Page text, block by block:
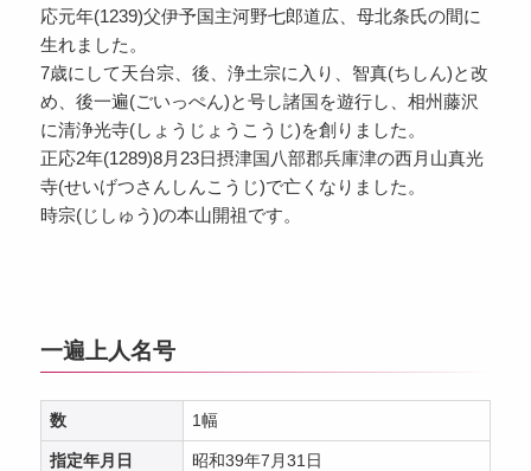
応元年(1239)父伊予国主河野七郎道広、母北条氏の間に
生れました。
7歳にして天台宗、後、浄土宗に入り、智真(ちしん)と改
め、後一遍(ごいっぺん)と号し諸国を遊行し、相州藤沢
に清浄光寺(しょうじょうこうじ)を創りました。
正応2年(1289)8月23日摂津国八部郡兵庫津の西月山真光
寺(せいげつさんしんこうじ)で亡くなりました。
時宗(じしゅう)の本山開祖です。
一遍上人名号
数 1幅
指定年月日 昭和39年7月31日